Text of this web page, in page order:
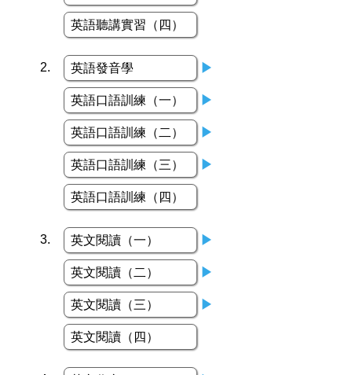
英語聽講實習（四）
2. 英語發音學 ▶
英語口語訓練（一） ▶
英語口語訓練（二） ▶
英語口語訓練（三） ▶
英語口語訓練（四）
3. 英文閱讀（一） ▶
英文閱讀（二） ▶
英文閱讀（三） ▶
英文閱讀（四）